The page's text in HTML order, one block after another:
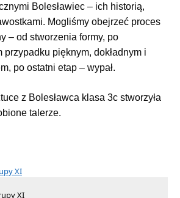
Bolesławiec – ich historią,
Mogliśmy obejrzeć proces
– od stworzenia formy, po
pięknym, dokładnym i
po ostatni etap – wypał.
z Bolesławca klasa 3c stworzyła
talerze.
XI